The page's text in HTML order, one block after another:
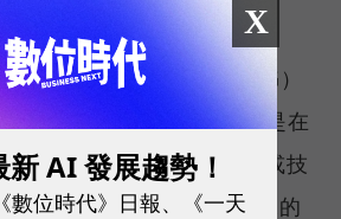
有的檢索增強生成（RAG）
是重新訓練一個模型，而是在
業的 SOP、合約、法規或技
容，再產生附有來源依據的
X
AI 發展趨勢！
數位時代》日報、《一天